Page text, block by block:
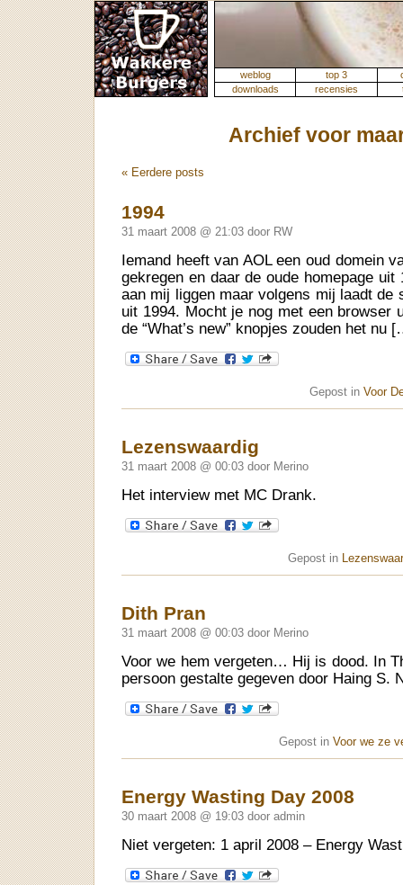
weblog top 3
downloads
recensies
Archief voor
« Eerdere posts
1994
31 maart 2008 @ 21:03 door RW
Iemand heeft van AOL een oud domein
gekregen en daar de oude homepage
aan mij liggen maar volgens mij laadt de
uit 1994. Mocht je nog met een browser
de “What’s new” knopjes zouden het nu
Gepost in Voor
Lezenswaardig
31 maart 2008 @ 00:03 door Merino
Het interview met MC Drank.
Gepost in
Dith Pran
31 maart 2008 @ 00:03 door Merino
Voor we hem vergeten… Hij is dood. In
persoon gestalte gegeven door Haing S.
Gepost in Voor we ze
Energy Wasting Day 2008
30 maart 2008 @ 19:03 door admin
Niet vergeten: 1 april 2008 – Energy